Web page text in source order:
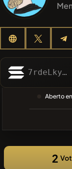
7rdeLkyfmxujFthUNYZM7jWGEKZnT9mkeSGG1c9hpump
Aberto
2